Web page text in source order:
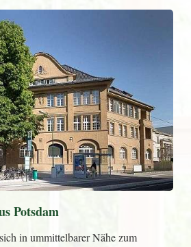
Potsdam
in ummittelbarer Nähe zum